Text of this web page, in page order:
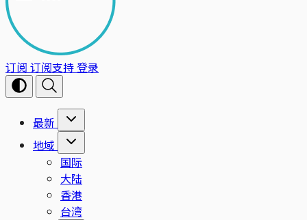
订阅 订阅支持登录
最新
地域
国际
大陆
香港
台湾